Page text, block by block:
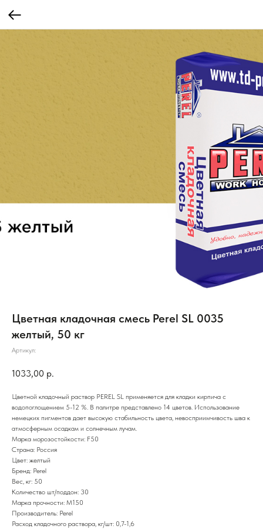
Цветная кладочная смесь Perel SL 0035
желтый, 50 кг
Артикул:
1033,00 р.
Цветной кладочный раствор PEREL SL применяется для кладки кирпича с
водопоглощением 5-12 %. В палитре представлено 14 цветов. Использование
немецких пигментов дает высокую стабильность цвета, невосприимчивость шва к
атмосферным осадкам и солнечным лучам.
Марка морозостойкости: F50
Страна: Россия
Цвет: желтый
Бренд: Perel
Вес, кг: 50
Количество шт/поддон: 30
Марка прочности: М150
Производитель: Perel
Расход кладочного раствора, кг/шт: 0,7-1,6